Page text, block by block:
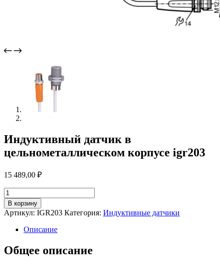
Индуктивный датчик в
цельнометаллическом корпусе igr203
15 489,00 ₽
Количество
товара
Индуктивный
датчик
цельнометаллическом
корпусе
igr203
В корзину
Артикул: IGR203 Категория: Индуктивные датчики
Описание
Общее описание